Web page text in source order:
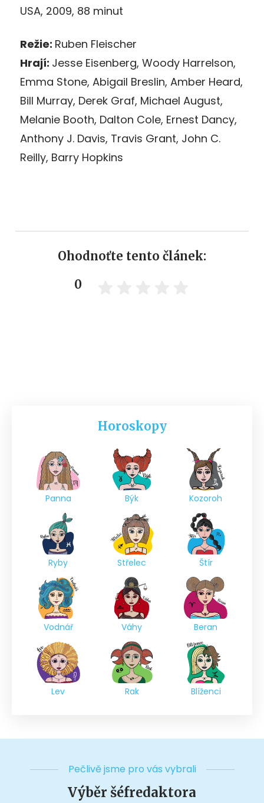
USA, 2009, 88 minut
Režie: Ruben Fleischer
Hrají: Jesse Eisenberg, Woody Harrelson,
Emma Stone, Abigail Breslin, Amber Heard,
Bill Murray, Derek Graf, Michael August,
Melanie Booth, Dalton Cole, Ernest Dancy,
Anthony J. Davis, Travis Grant, John C.
Reilly, Barry Hopkins
Ohodnoťte tento článek:
0
Horoskopy
Panna Býk Kozoroh
Ryby Střelec Štír
Vodnář Váhy Beran
Lev Rak Blíženci
Pečlivě jsme pro vás vybrali
Výběr šéfredaktora